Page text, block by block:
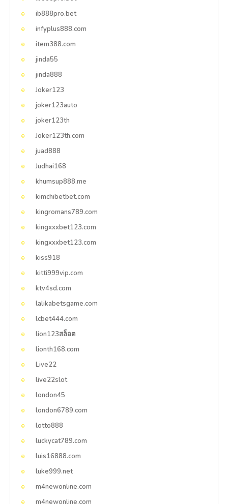
ib888pro.bet
infyplus888.com
item388.com
jinda55
jinda888
Joker123
joker123auto
joker123th
Joker123th.com
juad888
Judhai168
khumsup888.me
kimchibetbet.com
kingromans789.com
kingxxxbet123.com
kingxxxbet123.com
kiss918
kitti999vip.com
ktv4sd.com
lalikabetsgame.com
lcbet444.com
lion123สล็อต
lionth168.com
Live22
live22slot
london45
london6789.com
lotto888
luckycat789.com
luis16888.com
luke999.net
m4newonline.com
m4newonline.com